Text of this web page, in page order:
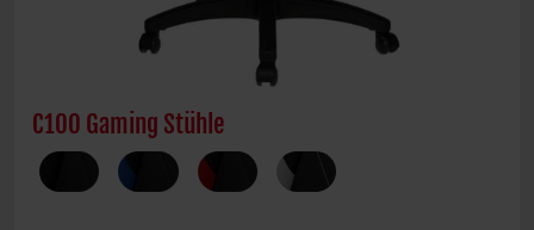
C100 Gaming Stühle